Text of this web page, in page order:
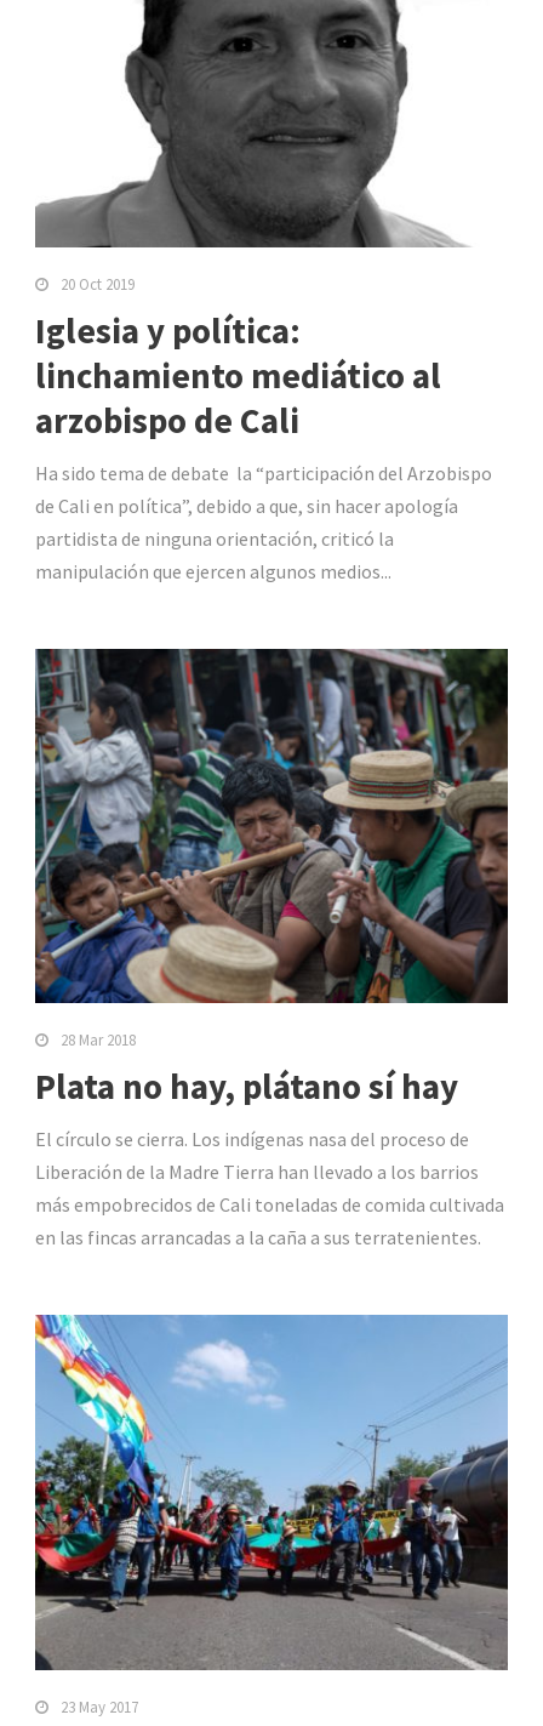
20 Oct 2019
Iglesia y política:
linchamiento mediático al
arzobispo de Cali
Ha sido tema de debate la “participación del Arzobispo
de Cali en política”, debido a que, sin hacer apología
partidista de ninguna orientación, criticó la
manipulación que ejercen algunos medios...
28 Mar 2018
Plata no hay, plátano sí hay
El círculo se cierra. Los indígenas nasa del proceso de
Liberación de la Madre Tierra han llevado a los barrios
más empobrecidos de Cali toneladas de comida cultivada
en las fincas arrancadas a la caña a sus terratenientes.
23 May 2017